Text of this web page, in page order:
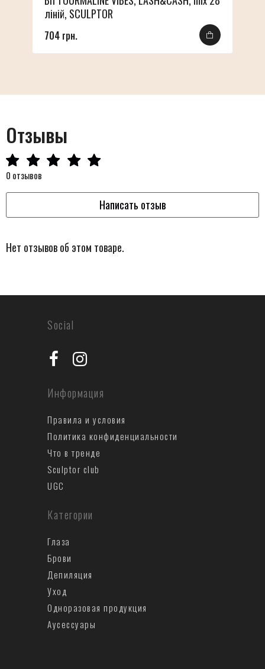
ліній, SCULPTOR
704 грн.
Отзывы
0 отзывов
Написать отзыв
Нет отзывов об этом товаре.
Категории
Глаза
Брови
Депиляция
Уход
Одноразовая продукция
Аусеccуары
Информация
Правила и условия
Политика конфиденциальности
Что в тренде
Sculptor club
UGC
Social